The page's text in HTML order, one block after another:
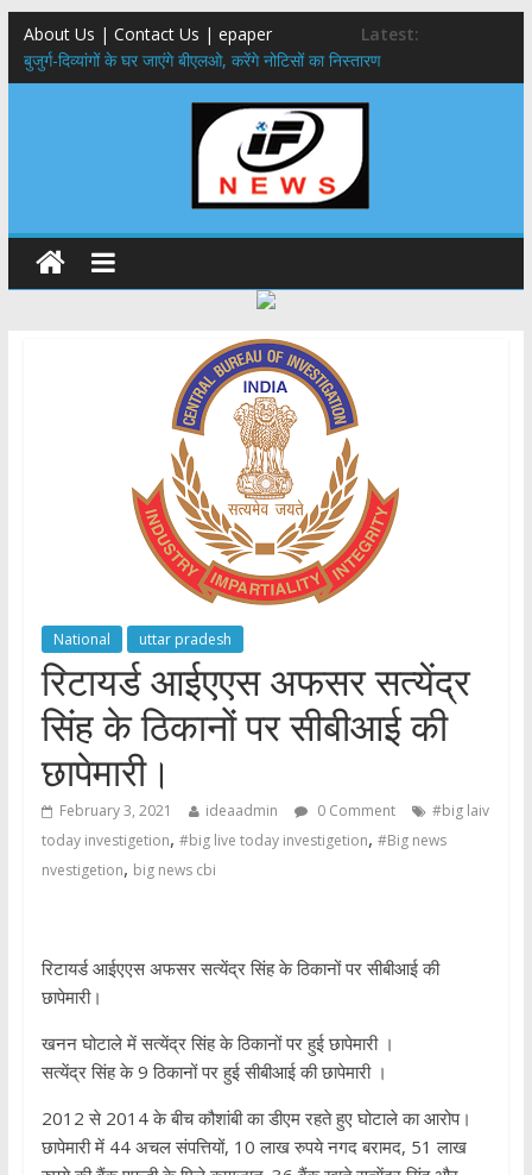
About Us | Contact Us | epaper
Latest:
बुजुर्ग-दिव्यांगों के घर जाएंगे बीएलओ, करेंगे नोटिसों का निस्तारण
24×7 अलर्ट मोड में रहें अधिकारी-मुख्य सचिव मानसून-एसईओसी से मुख्य सचिव ने
की विस्तृत समीक्षा कहा-बंद सड़कों को शीघ्र खोला जाए, लोगों को न हो दिक्कत
459 करोड़ से एचएनबी गढ़वाल विश्वविद्यालय में अनुसंधान संरचना होगी सुदृढ,उच्च
शिक्षा मंत्री धन सिंह रावत ने नवनियुक्त केन्द्रीय शिक्षा मंत्री से की मुलाकात
मुख्यमंत्री से महानिदेशक एनसीसी ने की शिष्टाचार भेंट,उत्तराखण्ड में एनसीसी के
विस्तार एवं आधुनिक आधारभूत संरचना के विकास पर हुई महत्वपूर्ण चर्चा
एमडीडीए बोर्ड बैठक, देहरादून और मसूरी के विकास के लिए 25 बड़े प्रस्तावों को मिली
हरी झंडी
National uttar pradesh
रिटायर्ड आईएएस अफसर सत्येंद्र
सिंह के ठिकानों पर सीबीआई की
छापेमारी।
February 3, 2021 ideaadmin 0 Comment
#big laiv
today investigetion, #big live today investigetion, #Big news
nvestigetion, big news cbi
रिटायर्ड आईएएस अफसर सत्येंद्र सिंह के ठिकानों पर सीबीआई की
छापेमारी।
खनन घोटाले में सत्येंद्र सिंह के ठिकानों पर हुई छापेमारी ।
सत्येंद्र सिंह के 9 ठिकानों पर हुई सीबीआई की छापेमारी ।
2012 से 2014 के बीच कौशांबी का डीएम रहते हुए घोटाले का आरोप।
छापेमारी में 44 अचल संपत्तियों, 10 लाख रुपये नगद बरामद, 51 लाख